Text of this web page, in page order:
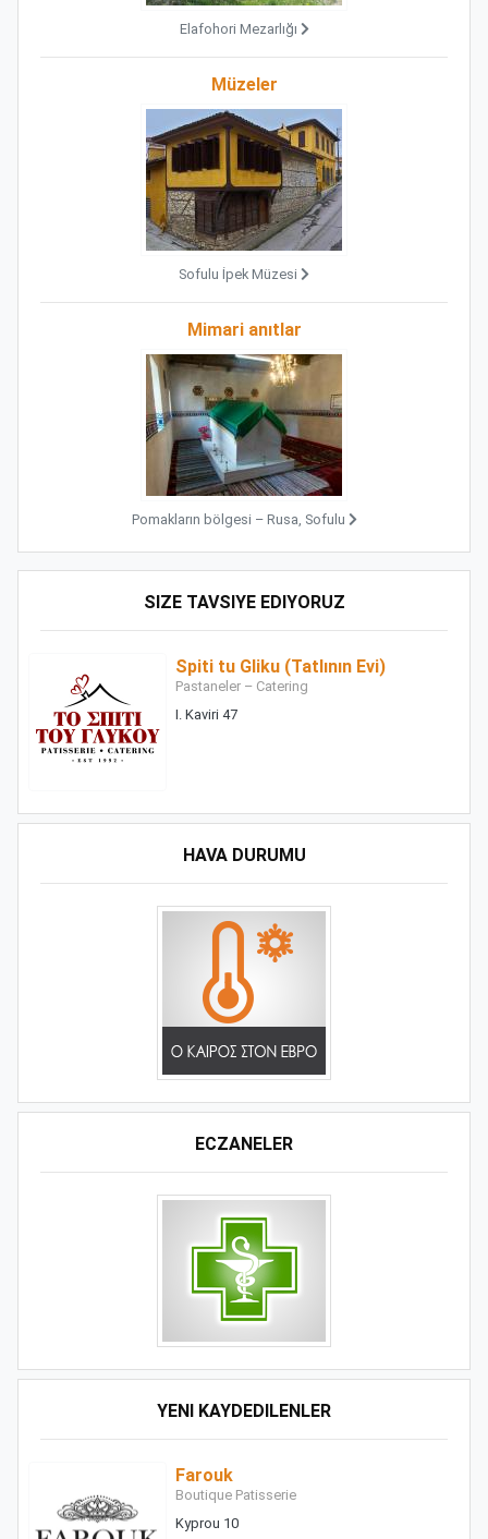
Elafohori Mezarlığı
Müzeler
Sofulu İpek Müzesi
Mimari anıtlar
Pomakların bölgesi – Rusa, Sofulu
SIZE TAVSIYE EDIYORUZ
Spiti tu Gliku (Tatlının Evi)
Pastaneler – Catering
I. Kaviri 47
HAVA DURUMU
ECZANELER
YENI KAYDEDILENLER
Farouk
Boutique Patisserie
Kyprou 10